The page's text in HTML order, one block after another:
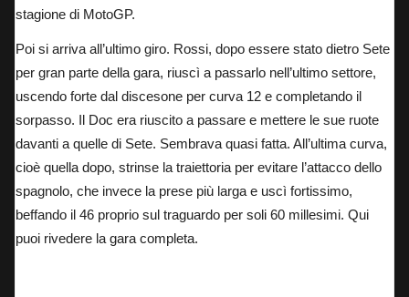
stagione di MotoGP.
Poi si arriva all’ultimo giro. Rossi, dopo essere stato dietro Sete
per gran parte della gara, riuscì a passarlo nell’ultimo settore,
uscendo forte dal discesone per curva 12 e completando il
sorpasso. Il Doc era riuscito a passare e mettere le sue ruote
davanti a quelle di Sete. Sembrava quasi fatta. All’ultima curva,
cioè quella dopo, strinse la traiettoria per evitare l’attacco dello
spagnolo, che invece la prese più larga e uscì fortissimo,
beffando il 46 proprio sul traguardo per soli 60 millesimi. Qui
puoi rivedere la gara completa.